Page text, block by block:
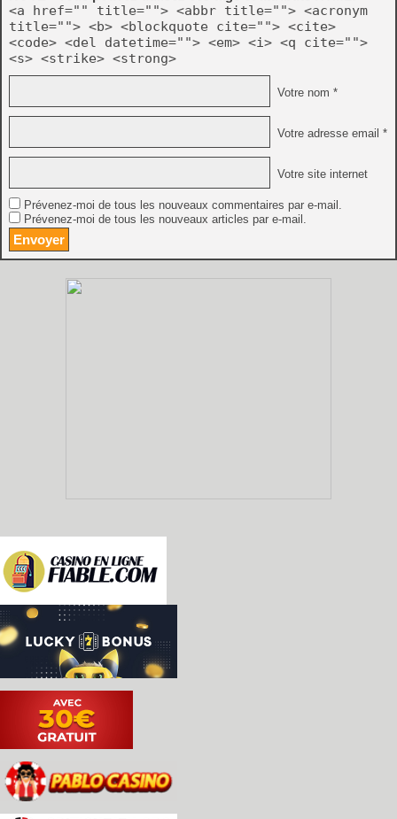
<a href="" title=""> <abbr title=""> <acronym
title=""> <b> <blockquote cite=""> <cite>
<code> <del datetime=""> <em> <i> <q cite="">
<s> <strike> <strong>
Votre nom *
Votre adresse email *
Votre site internet
Prévenez-moi de tous les nouveaux commentaires par e-mail.
Prévenez-moi de tous les nouveaux articles par e-mail.